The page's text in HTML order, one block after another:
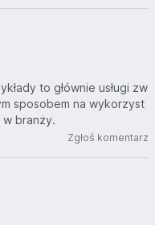
to głównie usługi zw
sposobem na wykorzyst
branży.
Zgłoś komentarz